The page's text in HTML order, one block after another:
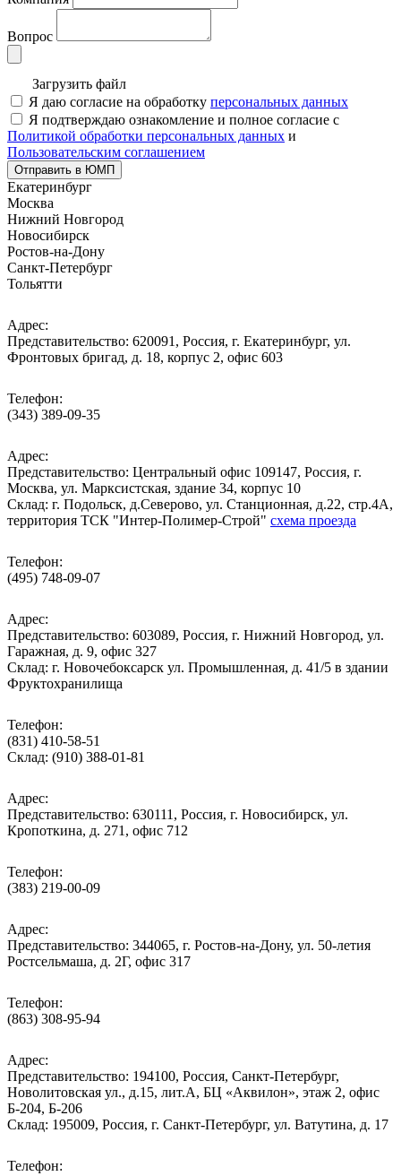
Вопрос
Загрузить файл
Я даю согласие на обработку персональных данных
Я подтверждаю ознакомление и полное согласие с
Политикой обработки персональных данных и
Пользовательским соглашением
Отправить в ЮМП
Екатеринбург
Москва
Нижний Новгород
Новосибирск
Ростов-на-Дону
Санкт-Петербург
Тольятти
Адрес:
Представительство: 620091, Россия, г. Екатеринбург, ул.
Фронтовых бригад, д. 18, корпус 2, офис 603
Телефон:
(343) 389-09-35
Адрес:
Представительство: Центральный офис 109147, Россия, г.
Москва, ул. Марксистская, здание 34, корпус 10
Cклад: г. Подольск, д.Северово, ул. Станционная, д.22, стр.4А,
территория ТСК "Интер-Полимер-Строй" схема проезда
Телефон:
(495) 748-09-07
Адрес:
Представительство: 603089, Россия, г. Нижний Новгород, ул.
Гаражная, д. 9, офис 327
Склад: г. Новочебоксарск ул. Промышленная, д. 41/5 в здании
Фруктохранилища
Телефон:
(831) 410-58-51
Склад: (910) 388-01-81
Адрес:
Представительство: 630111, Россия, г. Новосибирск, ул.
Кропоткина, д. 271, офис 712
Телефон:
(383) 219-00-09
Адрес:
Представительство: 344065, г. Ростов-на-Дону, ул. 50-летия
Ростсельмаша, д. 2Г, офис 317
Телефон:
(863) 308-95-94
Адрес:
Представительство: 194100, Россия, Санкт-Петербург,
Новолитовская ул., д.15, лит.А, БЦ «Аквилон», этаж 2, офис
Б-204, Б-206
Склад: 195009, Россия, г. Санкт-Петербург, ул. Ватутина, д. 17
Телефон: